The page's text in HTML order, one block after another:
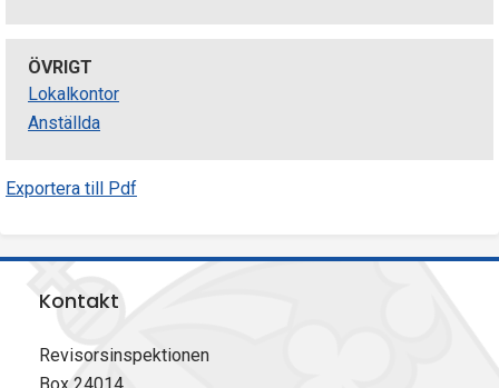
ÖVRIGT
Lokalkontor
Anställda
Exportera till Pdf
Kontakt
Revisorsinspektionen